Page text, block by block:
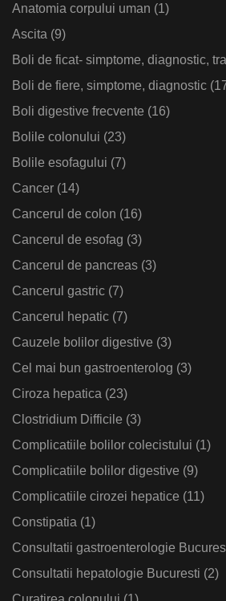
Anatomia corpului uman (1)
Ascita (9)
Boli de ficat- simptome, diagnostic,
Boli de fiere, simptome, diagnostic
Boli digestive frecvente (16)
Bolile colonului (23)
Bolile esofagului (7)
Cancer (14)
Cancerul de colon (16)
Cancerul de esofag (3)
Cancerul de pancreas (3)
Cancerul gastric (7)
Cancerul hepatic (7)
Cauzele bolilor digestive (3)
Cel mai bun gastroenterolog (3)
Ciroza hepatica (23)
Clostridium Difficile (3)
Complicatiile bolilor colecistului (1)
Complicatiile bolilor digestive (9)
Complicatiile cirozei hepatice (11)
Constipatia (1)
Consultatii gastroenterologie
Consultatii hepatologie Bucuresti (2)